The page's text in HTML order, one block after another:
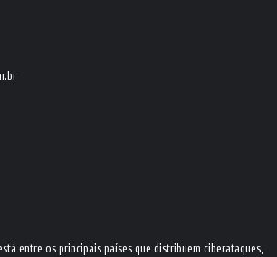
entre os principais países que distribuem ciberataques,